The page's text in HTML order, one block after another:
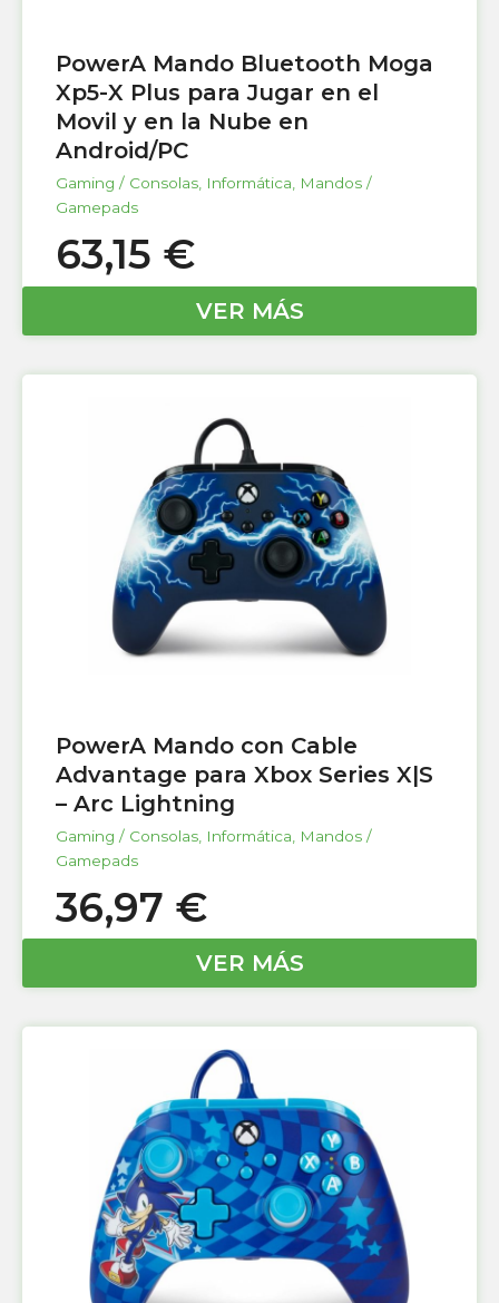
PowerA Mando Bluetooth Moga
Xp5-X Plus para Jugar en el
Movil y en la Nube en
Android/PC
Gaming / Consolas, Informática, Mandos /
Gamepads
63,15 €
VER MÁS
PowerA Mando con Cable
Advantage para Xbox Series X|S
– Arc Lightning
Gaming / Consolas Informática
Mandos /
Gamepads
36,97 €
VER MÁS